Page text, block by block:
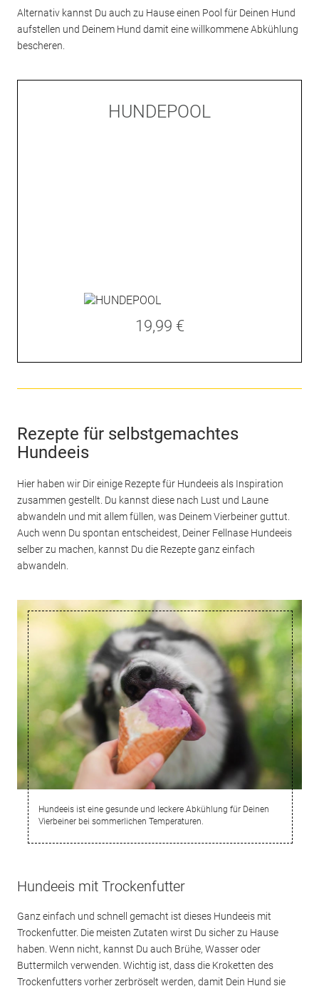
Alternativ kannst Du auch zu Hause einen Pool für Deinen Hund
aufstellen und Deinem Hund damit eine willkommene Abkühlung
bescheren.
HUNDEPOOL
19,99 €
Rezepte für selbstgemachtes
Hundeeis
Hier haben wir Dir einige Rezepte für Hundeeis als Inspiration
zusammen gestellt. Du kannst diese nach Lust und Laune
abwandeln und mit allem füllen, was Deinem Vierbeiner guttut.
Auch wenn Du spontan entscheidest, Deiner Fellnase Hundeeis
selber zu machen, kannst Du die Rezepte ganz einfach
abwandeln.
Hundeeis ist eine gesunde und leckere Abkühlung für Deinen
Vierbeiner bei sommerlichen Temperaturen.
Hundeeis mit Trockenfutter
Ganz einfach und schnell gemacht ist dieses Hundeeis mit
Trockenfutter. Die meisten Zutaten wirst Du sicher zu Hause
haben. Wenn nicht, kannst Du auch Brühe, Wasser oder
Buttermilch verwenden. Wichtig ist, dass die Kroketten des
Trockenfutters vorher zerbröselt werden, damit Dein Hund sie